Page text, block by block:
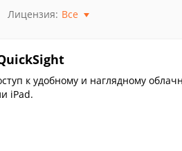
Лицензия: Все
к удобному и наглядному
iPad.